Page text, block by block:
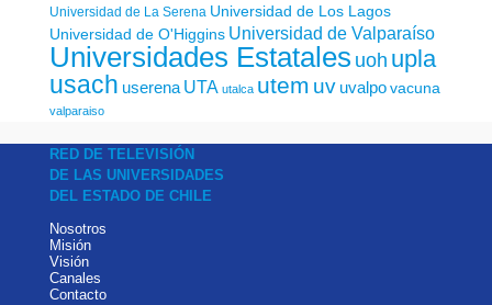
Universidad de La Serena Universidad de Los Lagos
Universidad de O'Higgins Universidad de Valparaíso
Universidades Estatales uoh upla
usach userena UTA utalca utem uv uvalpo vacuna
valparaiso
RED DE TELEVISIÓN
DE LAS UNIVERSIDADES
DEL ESTADO DE CHILE
Nosotros
Misión
Visión
Canales
Contacto